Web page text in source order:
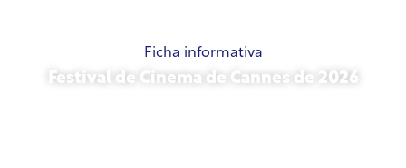
Ficha informativa
Festival de Cinema de Cannes de 2026